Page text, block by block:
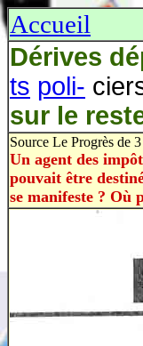
Accueil
Dérives
ts poli-
sur le
Source Le Progrès de
Un agent des
pouvait être
se manifeste ? Où